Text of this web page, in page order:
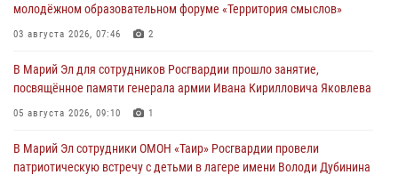
В детском оздоровительном лагере «Лесная сказка» Республики
Марий Эл прошла акция «Каникулы с Росгвардией»
Сотрудники Центра лицензионно-разрешительной работы
Управления Росгвардии по Республике Марий Эл приняли участие в
04 августа 2026, 06:46
молодёжном образовательном форуме «Территория смыслов»
03 августа 2026, 07:46 2
В Марий Эл для сотрудников Росгвардии прошло занятие,
посвящённое памяти генерала армии Ивана Кирилловича Яковлева
05 августа 2026, 09:10 1
В Марий Эл сотрудники ОМОН «Таир» Росгвардии провели
патриотическую встречу с детьми в лагере имени Володи Дубинина